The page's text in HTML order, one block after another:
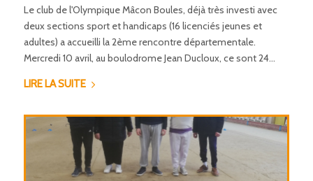
Le club de l'Olympique Mâcon Boules, déjà très investi avec
deux sections sport et handicaps (16 licenciés jeunes et
adultes) a accueilli la 2ème rencontre départementale.
Mercredi 10 avril, au boulodrome Jean Ducloux, ce sont 24…
LIRE LA SUITE